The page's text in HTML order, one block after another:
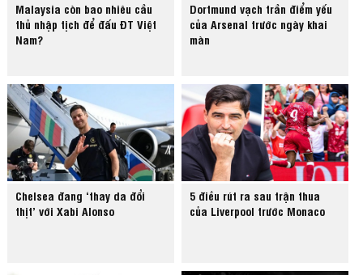
Malaysia còn bao nhiêu cầu
thủ nhập tịch để đấu ĐT Việt
Nam?
Dortmund vạch trần điểm yếu
của Arsenal trước ngày khai
màn
Chelsea đang ‘thay da đổi
thịt’ với Xabi Alonso
5 điều rút ra sau trận thua
của Liverpool trước Monaco